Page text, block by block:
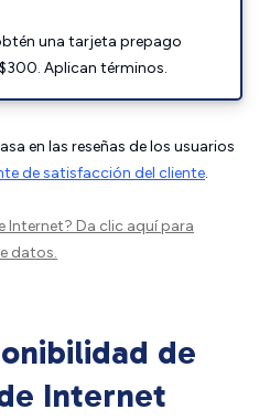
una tarjeta prepago
Aplican términos.
en las reseñas de los usuarios
de satisfacción del cliente.
Internet? Da clic aquípara
datos.
de
Internet